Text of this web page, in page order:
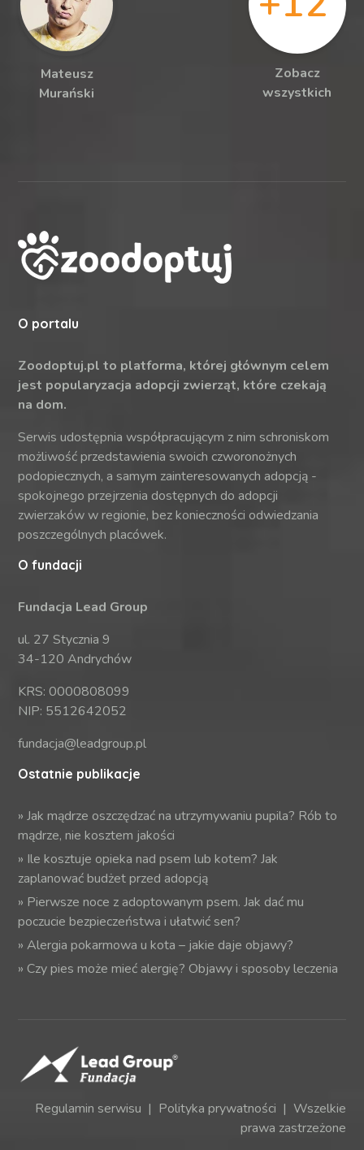
Mateusz
Murański
Zobacz
wszystkich
O portalu
Zoodoptuj.pl to platforma, której głównym celem
jest popularyzacja adopcji zwierząt, które czekają
na dom.
Serwis udostępnia współpracującym z nim schroniskom
możliwość przedstawienia swoich czworonożnych
podopiecznych, a samym zainteresowanych adopcją -
spokojnego przejrzenia dostępnych do adopcji
zwierzaków w regionie, bez konieczności odwiedzania
poszczególnych placówek.
O fundacji
Fundacja Lead Group
ul. 27 Stycznia 9
34-120 Andrychów
KRS: 0000808099
NIP: 5512642052
fundacja@leadgroup.pl
Ostatnie publikacje
»Jak mądrze oszczędzać na utrzymywaniu pupila? Rób to
mądrze, nie kosztem jakości
» Ile kosztuje opieka nad psem lub kotem? Jak
zaplanować budżet przed adopcją
» Pierwsze noce z adoptowanym psem. Jak dać mu
poczucie bezpieczeństwa i ułatwić sen?
»Alergia pokarmowa u kota – jakie daje objawy?
»Czy pies może mieć alergię? Objawy i sposoby leczenia
Regulamin serwisu | Polityka prywatności | Wszelkie
prawa zastrzeżone